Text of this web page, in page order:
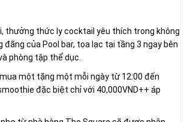
thưởng thức ly cocktail yêu thích trong không
đãng của Pool bar, tọa lạc tại tầng 3 ngay bên
phòng tập thể dục.
một tặng một mỗi ngày từ 12:00 đến
đặc biệt chỉ với 40,000VND++ áp